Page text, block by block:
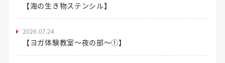
【海の生き物ステンシル】
2026.07.24
【ヨガ体験教室～夜の部～①】